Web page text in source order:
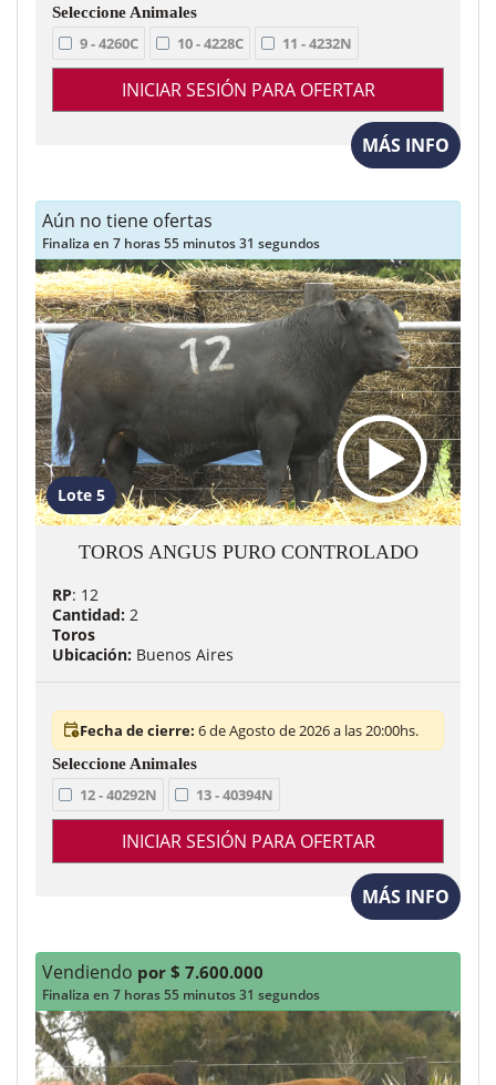
9 - 4260C 10 - 4228C 11 - 4232N
INICIAR SESIÓN PARA OFERTAR
MÁS INFO
Aún no tiene ofertas
Finaliza en 7 horas 55 minutos 29 segundos
Lote 5
TOROS ANGUS PURO CONTROLADO
RP: 12
Cantidad: 2
Toros
Ubicación: Buenos Aires
Fecha de cierre: 6 de Agosto de 2026 a las 20:00hs.
12 - 40292N 13 - 40394N
INICIAR SESIÓN PARA OFERTAR
MÁS INFO
Vendiendo por $ 7.600.000
Finaliza en 7 horas 55 minutos 29 segundos